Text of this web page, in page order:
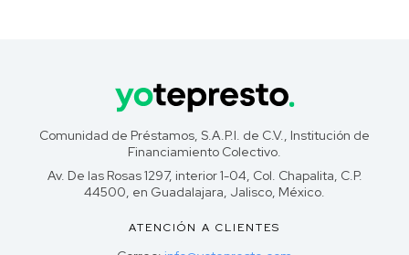
Comunidad de Préstamos, S.A.P.I. de C.V., Institución de
Financiamiento Colectivo.
Av. De las Rosas 1297, interior 1-04, Col. Chapalita, C.P.
44500, en Guadalajara, Jalisco, México.
ATENCIÓN A CLIENTES